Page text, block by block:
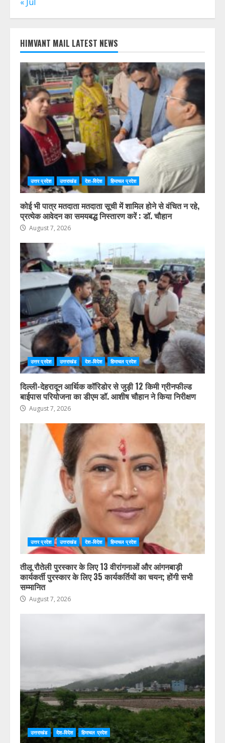
HIMVANT MAIL LATEST NEWS
उत्तर प्रदेश उत्तराखंड देश-विदेश हिमाचल प्रदेश
कोई भी पात्र मतदाता मतदाता सूची में शामिल होने से वंचित न रहे,
प्रत्येक आवेदन का समयबद्ध निस्तारण करें : डॉ. चौहान
August 7, 2026
उत्तर प्रदेश उत्तराखंड देश-विदेश हिमाचल प्रदेश
दिल्ली-देहरादून आर्थिक कॉरिडोर से जुड़ी 12 किमी ग्रीनफील्ड
बाईपास परियोजना का डीएम डॉ. आशीष चौहान ने किया निरीक्षण
August 7, 2026
उत्तर प्रदेश उत्तराखंड देश-विदेश हिमाचल प्रदेश
तीलू रौतेली पुरस्कार के लिए 13 वीरांगनाओं और आंगनबाड़ी
कार्यकर्ती पुरस्कार के लिए 35 कार्यकर्तियों का चयन; होंगी सभी
सम्मानित
August 7, 2026
उत्तराखंड देश-विदेश हिमाचल प्रदेश